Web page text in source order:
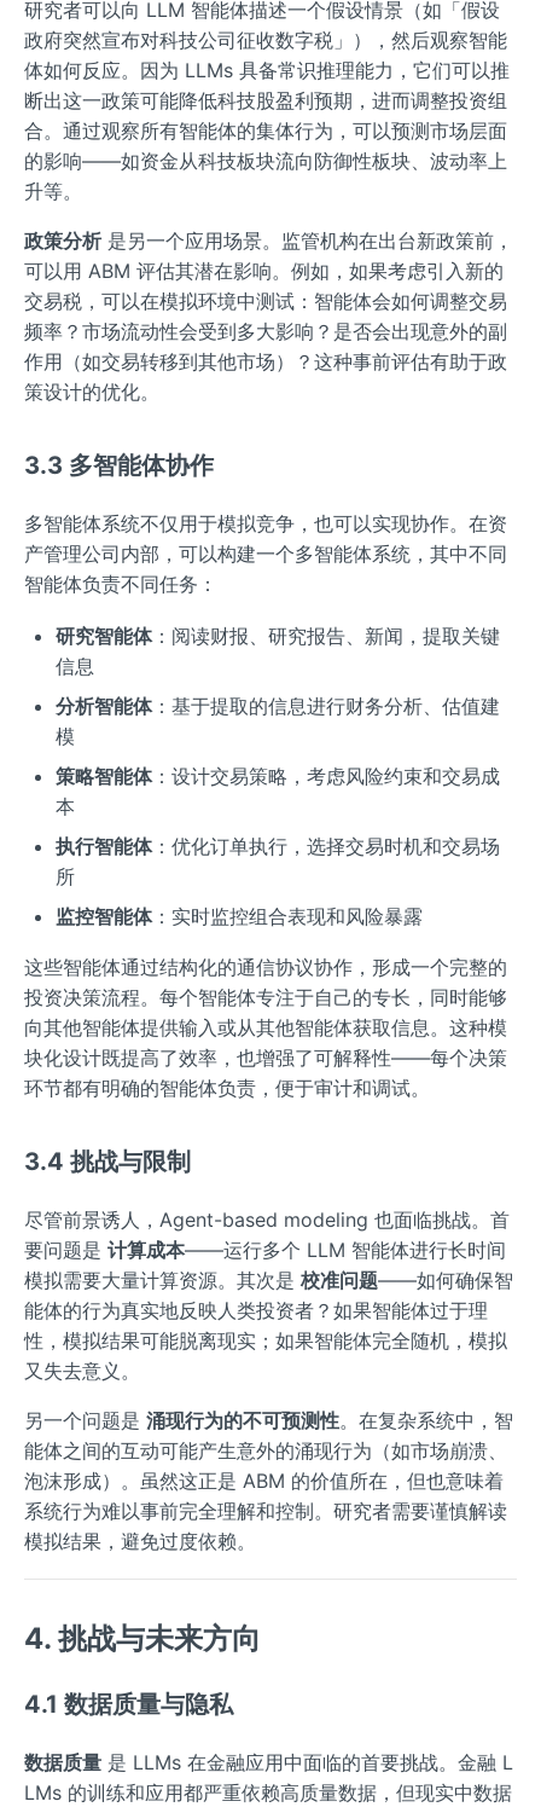
研究者可以向 LLM 智能体描述一个假设情景（如「假设
政府突然宣布对科技公司征收数字税」），然后观察智能
体如何反应。因为 LLMs 具备常识推理能力，它们可以推
断出这一政策可能降低科技股盈利预期，进而调整投资组
合。通过观察所有智能体的集体行为，可以预测市场层面
的影响——如资金从科技板块流向防御性板块、波动率上
升等。
政策分析是另一个应用场景。监管机构在出台新政策前，
可以用 ABM 评估其潜在影响。例如，如果考虑引入新的
交易税，可以在模拟环境中测试：智能体会如何调整交易
频率？市场流动性会受到多大影响？是否会出现意外的副
作用（如交易转移到其他市场）？这种事前评估有助于政
策设计的优化。
3.3 多智能体协作
多智能体系统不仅用于模拟竞争，也可以实现协作。在资
产管理公司内部，可以构建一个多智能体系统，其中不同
智能体负责不同任务：
研究智能体：阅读财报、研究报告、新闻，提取关键
信息
分析智能体：基于提取的信息进行财务分析、估值建
模
策略智能体：设计交易策略，考虑风险约束和交易成
本
执行智能体：优化订单执行，选择交易时机和交易场
所
监控智能体：实时监控组合表现和风险暴露
这些智能体通过结构化的通信协议协作，形成一个完整的
投资决策流程。每个智能体专注于自己的专长，同时能够
向其他智能体提供输入或从其他智能体获取信息。这种模
块化设计既提高了效率，也增强了可解释性——每个决策
环节都有明确的智能体负责，便于审计和调试。
3.4 挑战与限制
尽管前景诱人，Agent-based modeling 也面临挑战。首
要问题是 计算成本——运行多个 LLM 智能体进行长时间
模拟需要大量计算资源。其次是 校准问题——如何确保智
能体的行为真实地反映人类投资者？如果智能体过于理
性，模拟结果可能脱离现实；如果智能体完全随机，模拟
又失去意义。
另一个问题是 涌现行为的不可预测性。在复杂系统中，智
能体之间的互动可能产生意外的涌现行为（如市场崩溃、
泡沫形成）。虽然这正是 ABM 的价值所在，但也意味着
系统行为难以事前完全理解和控制。研究者需要谨慎解读
模拟结果，避免过度依赖。
4. 挑战与未来方向
4.1 数据质量与隐私
数据质量 是 LLMs 在金融应用中面临的首要挑战。金融 L
LMs 的训练和应用都严重依赖高质量数据，但现实中数据